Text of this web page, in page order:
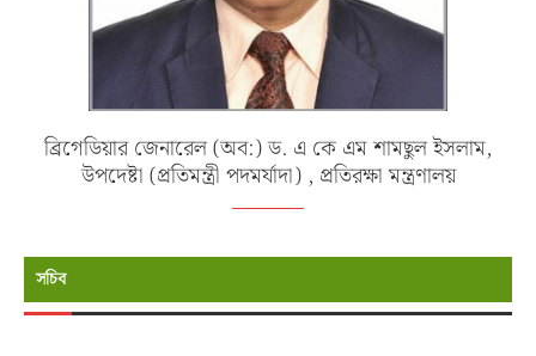
ব্রিগেডিয়ার জেনারেল (অব:) ড. এ কে এম শামছুল ইসলাম,
উপদেষ্টা (প্রতিমন্ত্রী পদমর্যাদা) , প্রতিরক্ষা মন্ত্রণালয়
সচিব